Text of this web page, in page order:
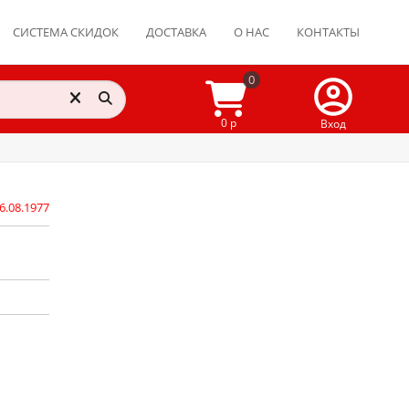
СИСТЕМА СКИДОК ДОСТАВКА О НАС КОНТАКТЫ
0
0 р
Вход